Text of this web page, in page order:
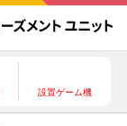
設置ゲーム機